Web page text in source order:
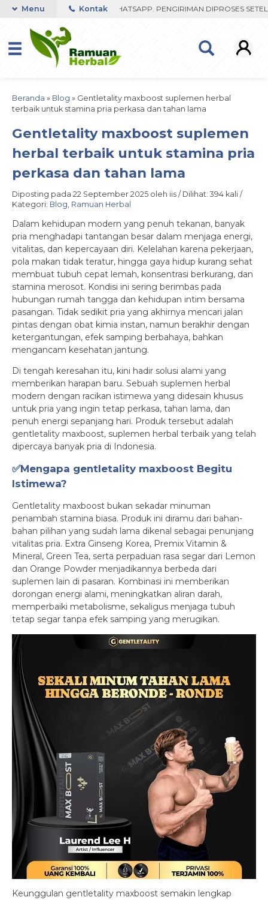
RESPON ORDER VIA WHATSAPP. PENGIRIMAN DIPROSES SETELAH
Menu Kontak
Beranda » Blog » Gentletality maxboost suplemen herbal
terbaik untuk stamina pria perkasa dan tahan lama
Gentletality maxboost suplemen
herbal terbaik untuk stamina pria
perkasa dan tahan lama
Diposting pada 22 September 2025 oleh iis / Dilihat: 394 kali /
Kategori: Blog, Ramuan Herbal
Dalam kehidupan modern yang penuh tekanan, banyak
pria menghadapi tantangan besar dalam menjaga energi,
vitalitas, dan kepercayaan diri. Kelelahan karena pekerjaan,
pola makan tidak teratur, hingga gaya hidup kurang sehat
membuat tubuh cepat lemah, konsentrasi berkurang, dan
stamina merosot. Kondisi ini sering berimbas pada
hubungan rumah tangga dan kehidupan intim bersama
pasangan. Tidak sedikit pria yang akhirnya mencari jalan
pintas dengan obat kimia instan, namun berakhir dengan
ketergantungan, efek samping berbahaya, bahkan
mengancam kesehatan jantung.
Di tengah keresahan itu, kini hadir solusi alami yang
memberikan harapan baru. Sebuah suplemen herbal
modern dengan racikan istimewa yang didesain khusus
untuk pria yang ingin tetap perkasa, tahan lama, dan
penuh energi sepanjang hari. Produk tersebut adalah
gentletality maxboost, suplemen herbal terbaik yang telah
dipercaya banyak pria di Indonesia.
✅Mengapa gentletality maxboost Begitu
Istimewa?
Gentletality maxboost bukan sekadar minuman
penambah stamina biasa. Produk ini diramu dari bahan-
bahan pilihan yang sudah lama dikenal sebagai penunjang
vitalitas pria. Extra Ginseng Korea, Premix Vitamin &
Mineral, Green Tea, serta perpaduan rasa segar dari Lemon
dan Orange Powder menjadikannya berbeda dari
suplemen lain di pasaran. Kombinasi ini memberikan
dorongan energi alami, meningkatkan aliran darah,
memperbaiki metabolisme, sekaligus menjaga tubuh
tetap segar tanpa efek samping yang merugikan.
Keunggulan gentletality maxboost semakin lengkap